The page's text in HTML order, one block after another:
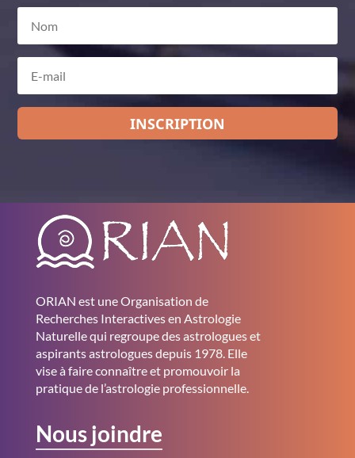
INSCRIPTION
ORIAN est une Organisation de
Recherches Interactives en Astrologie
Naturelle qui regroupe des astrologues et
aspirants astrologues depuis 1978. Elle
vise à faire connaître et promouvoir la
pratique de l’astrologie professionnelle.
Nous joindre